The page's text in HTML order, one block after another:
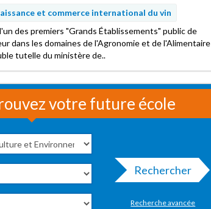
et commerce international du vin
des premiers "Grands Établissements" public de
dans les domaines de l'Agronomie et de l'Alimentaire
tutelle du ministère de..
votre future école
Rechercher
Recherche avancée